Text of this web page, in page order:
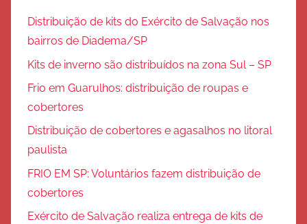
Distribuição de kits do Exército de Salvação nos
bairros de Diadema/SP
Kits de inverno são distribuídos na zona Sul – SP
Frio em Guarulhos: distribuição de roupas e
cobertores
Distribuição de cobertores e agasalhos no litoral
paulista
FRIO EM SP: Voluntários fazem distribuição de
cobertores
Exército de Salvação realiza entrega de kits de